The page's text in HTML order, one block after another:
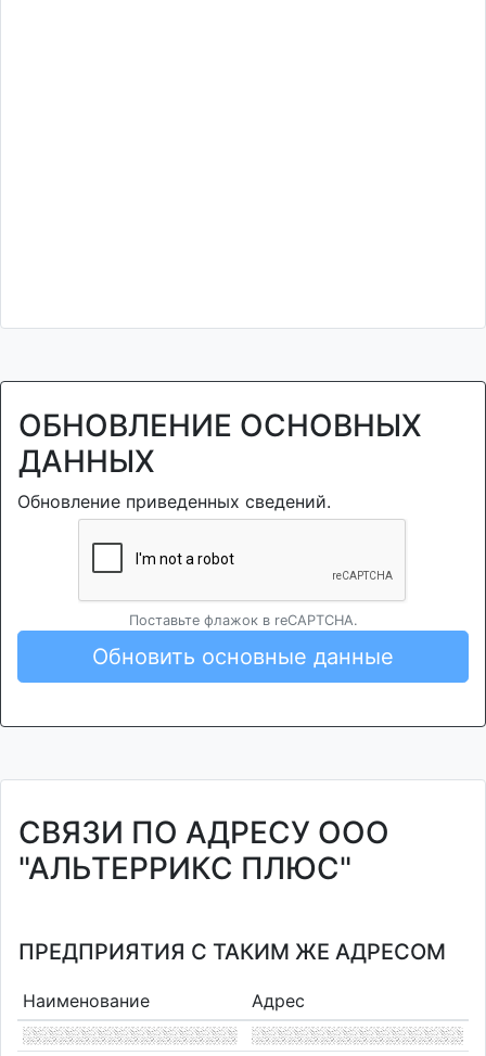
ОБНОВЛЕНИЕ ОСНОВНЫХ
ДАННЫХ
Обновление приведенных сведений.
Поставьте флажок в reCAPTCHA.
Обновить основные данные
СВЯЗИ ПО АДРЕСУ ООО
"АЛЬТЕРРИКС ПЛЮС"
ПРЕДПРИЯТИЯ С ТАКИМ ЖЕ АДРЕСОМ
Наименование Адрес